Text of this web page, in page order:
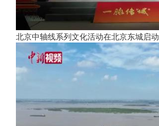
北京中轴线系列文化活动在北京东城启动